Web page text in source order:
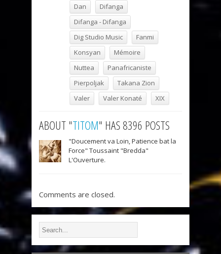
Dan
Difanga
Difanga - Difanga
Dig Studio Music
Fanmi
Konsyan
Mémoire
Nuttea
Panafricaniste
Pierpoljak
Takana Zion
Valer
Valer Konaté XIX
ABOUT "TITOM" HAS 8396 POSTS
"Doucement va Loin, Patience bat la
Force" Toussaint "Bredda"
L'Ouverture.
Comments are closed.